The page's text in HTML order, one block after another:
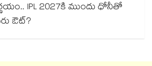
IPL 2027కి ముందు ధోనీతో
ఔట్?